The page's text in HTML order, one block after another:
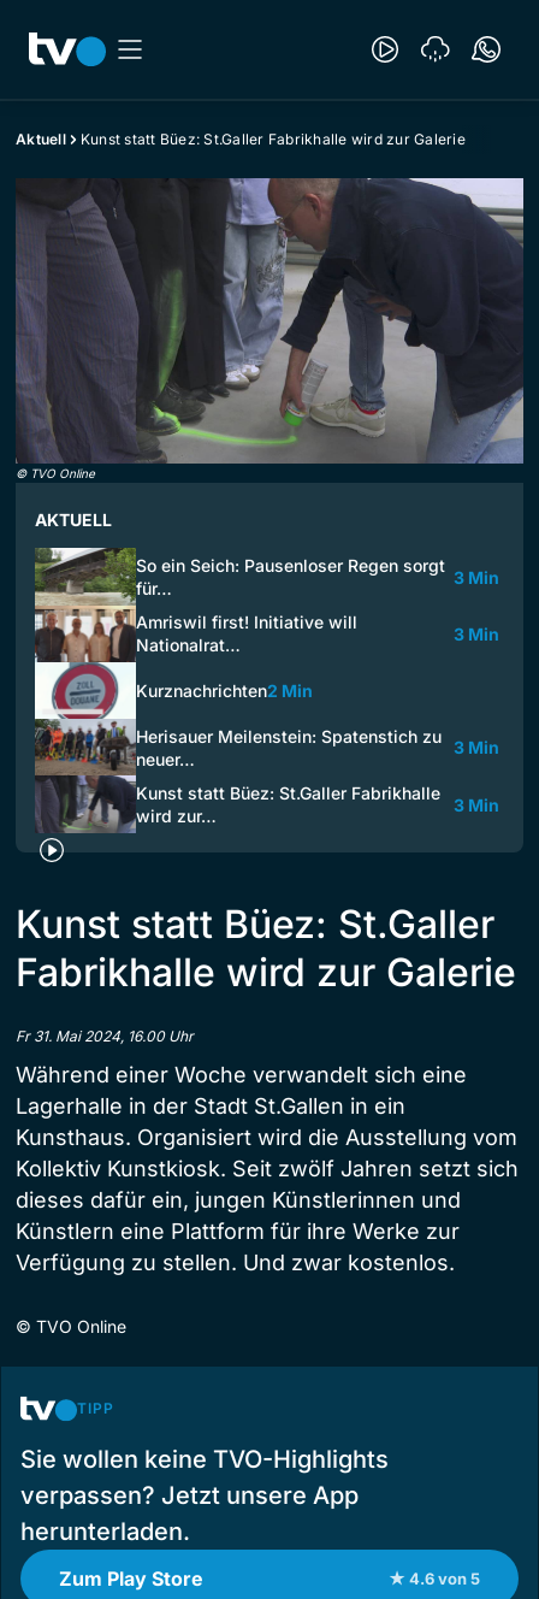
Aktuell Kunst statt Büez: St.Galler Fabrikhalle wird zur Galerie
© TVO Online
AKTUELL
So ein Seich: Pausenloser Regen sorgt
für…
3 Min
Amriswil first! Initiative will
Nationalrat…
3 Min
Kurznachrichten2 Min
Herisauer Meilenstein: Spatenstich zu
neuer…
3 Min
Kunst statt Büez: St.Galler Fabrikhalle
wird zur…
3 Min
Kunst statt Büez: St.Galler
Fabrikhalle wird zur Galerie
Fr 31. Mai 2024, 16.00 Uhr
Während einer Woche verwandelt sich eine
Lagerhalle in der Stadt St.Gallen in ein
Kunsthaus. Organisiert wird die Ausstellung vom
Kollektiv Kunstkiosk. Seit zwölf Jahren setzt sich
dieses dafür ein, jungen Künstlerinnen und
Künstlern eine Plattform für ihre Werke zur
Verfügung zu stellen. Und zwar kostenlos.
© TVO Online
TIPP
Sie wollen keine TVO-Highlights
verpassen? Jetzt unsere App
herunterladen.
Zum Play Store ★ 4.6 von 5